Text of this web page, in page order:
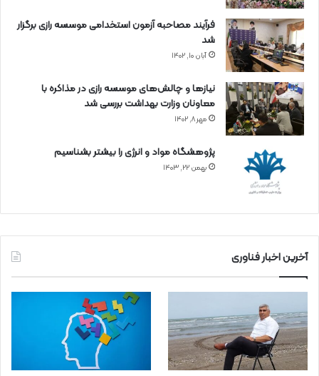
فرآیند مصاحبه آزمون استخدامی موسسه رازی برگزار
شد
آبان ۱۰, ۱۴۰۲
نیازها و چالش‌های موسسه رازی در مذاکره با
معاونان وزارت بهداشت بررسی شد
مهر ۸, ۱۴۰۲
پژوهشگاه مواد و انرژی را بیشتر بشناسیم
بهمن ۲۲, ۱۴۰۳
آخرین اخبار فناوری